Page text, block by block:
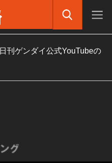
日刊ゲンダイ公式YouTubeの